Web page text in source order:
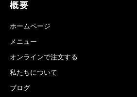
概要
ホームページ
メニュー
オンラインで注文する
私たちについて
ブログ